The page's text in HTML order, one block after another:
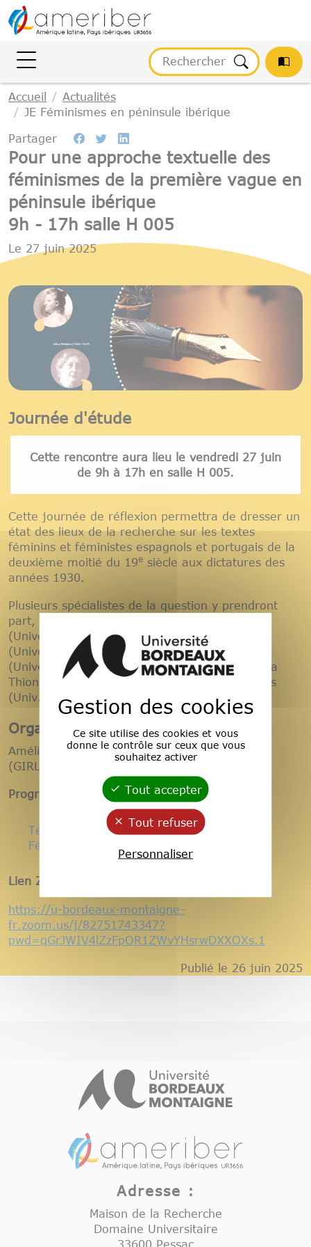
Accueil
Actualités
JE Féminismes en péninsule ibérique
Partager
Pour une approche textuelle des
féminismes de la première vague en
péninsule ibérique
9h - 17h salle H 005
Le 27 juin 2025
Journée d'étude
Cette rencontre aura lieu le vendredi 27 juin
de 9h à 17h en salle H 005.
Cette journée de réflexion permettra de dresser un
état des lieux de la recherche sur les textes
féminins et féministes espagnols et portugais de la
deuxième moitié du 19e siècle aux dictatures des
années 1930.
Plusieurs spécialistes de la question y prendront
part, parmi lesquelles Maria Araújo da Silva
(Université Paris Sorbonne), Raquel Irrisari
(Universidad de la Rioja), Nadia Mékouar
(Université de Pau et des Pays de l’Adour), Lola
Thion (Université Rennes 2) et Irene Vaquinhas
(Univ. de Coimbra).
Organisation :
Amélie Florenchie (CHISPA) & Silvia Amorim
(GIRLUFI)
Programme :
Télécharger le fichier «Programme
Féminismes ibériques-1.pdf» (119.4 Ko)
Lien Zoom (matinée):
https://u-bordeaux-montaigne-
fr.zoom.us/j/82751743347?
pwd=qGrJWIV4lZzFpOR1ZWvYHsrwDXXOXs.1
Publié le 26 juin 2025
Adresse :
Maison de la Recherche
Domaine Universitaire
33600 Pessac
Gestion des cookies
Gestion des cookies
Ce site utilise des cookies et vous
donne le contrôle sur ceux que vous
souhaitez activer
Tout accepter
Tout refuser
Personnaliser